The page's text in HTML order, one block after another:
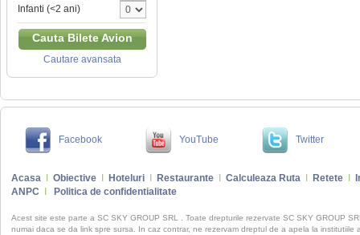
Infanti (<2 ani)
Cauta Bilete Avion
Cautare avansata
Facebook YouTube Twitter
Acasa Obiective Hoteluri Restaurante Calculeaza Ruta Retete
ANPC
Politica de confidentialitate
Acest site este parte a SC SKY GROUP SRL . Toate drepturile rezervate SC SKY GROUP
numai daca se da link spre sursa. In caz contrar, ne rezervam dreptul de a apela la institutiile